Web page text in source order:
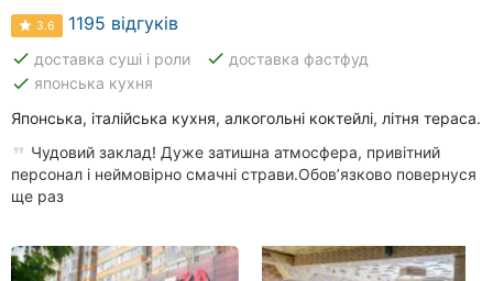
Черкаси
Чернівці
Івано-
Франківськ
Ужгород
3.6 1195 відгуків
done доставка суші і роли done доставка фастфуд
done японська кухня
Японська, італійська кухня, алкогольні коктейлі, літня тераса.
Чудовий заклад! Дуже затишна атмосфера, привітний
персонал і неймовірно смачні страви.Обов’язково повернуся
ще раз